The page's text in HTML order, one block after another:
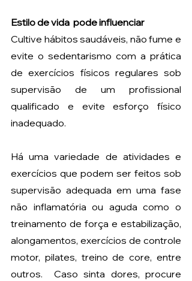
Estilo de vida  pode influenciar
Cultive hábitos saudáveis, não fume e
evite o sedentarismo com a prática
de exercícios físicos regulares sob
supervisão de um profissional
qualificado e evite esforço físico
inadequado.
Há uma variedade de atividades e
exercícios que podem ser feitos sob
supervisão adequada em uma fase
não inflamatória ou aguda como o
treinamento de força e estabilização,
alongamentos, exercícios de controle
motor, pilates, treino de core, entre
outros.  Caso sinta dores, procure